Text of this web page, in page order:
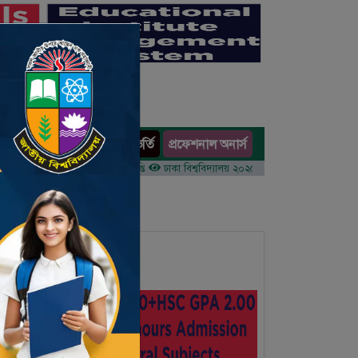
অনার্স ভর্তি প্রফেশনাল অনার্স
বর্ষের ভর্তি আবেদন বিজ্ঞপ্তি ঢাকা বিশ্ববিদ্যালয় ২০২৫-২৬ শিক্ষাবর্ষে আন্ডারগ্র্যাজুয়েট